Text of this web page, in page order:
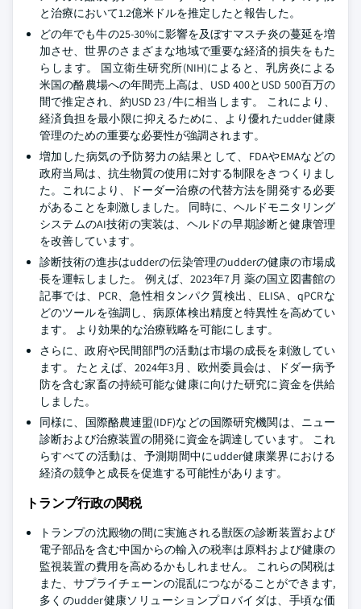
と治療において1.2億米ドルを推定したと報告した。
どの年でも牛の25-30%に影響を及ぼすマスチ炎の蔓延を増
加させ、世界のさまざまな地域で重要な経済的損失をもた
らします。 国立衛生研究所(NIH)によると、乳房炎による
米国の酪農場への年間売上高は、USD 400とUSD 500百万の
間で推定され、約USD 23 /牛に相当します。 これにより、
経済負担を最小限に抑えるために、より優れたudder健康
管理のための重要な必要性が強調されます。
増加した病気の予防努力の結果として、FDAやEMAなどの
政府当局は、抗生物質の使用に対する制限をきつくりまし
た。これにより、ドーダー治療の代替方法を開発する必要
があることを刺激しました。 同時に、ヘルドモニタリング
システムのAI技術の実装は、ヘルドの早期診断と健康管理
を改善しています。
診断技術の進歩はudderの伝染管理のudderの健康の市場成
長を運転しました。 例えば、2023年7月 薬の国立図書館の
記事では、PCR、急性相タンパク質検出、ELISA、qPCRな
どのツールを強調し、病原体検出精度と特異性を高めてい
ます。 より効果的な治療戦略を可能にします。
さらに、政府や民間部門の活動は市場の成長を刺激してい
ます。 たとえば、2024年3月、欧州委員会は、ドダー病予
防を含む家畜の持続可能な健康に向けた研究に資金を供給
しました。
同様に、国際酪農連盟(IDF)などの国際研究機関は、ニュー
診断および治療装置の開発に資金を調達しています。 これ
らすべての活動は、予測期間中にudder健康業界における
経済の競争と成長を促進する可能性があります。
トランプ行政の関税
トランプの沈殿物の間に実施される獣医の診断装置および
電子部品を含む中国からの輸入の税率は原料および健康の
監視装置の費用を高めるかもしれません。 これらの関税は
また、サプライチェーンの混乱につながることができます,
多くのudder健康ソリューションプロバイダは、手頃な価